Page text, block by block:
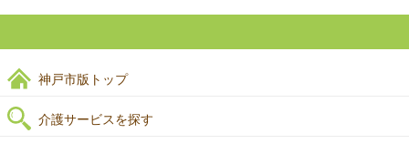
神戸市版トップ
介護サービスを探す